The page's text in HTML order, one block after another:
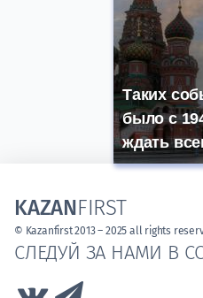
Таких
было с
ждать
СЛЕДУЙ ЗА НАМИ В
Link to Vk
KAZANFIRST
© Kazanfirst 2013 – 2025 all rights